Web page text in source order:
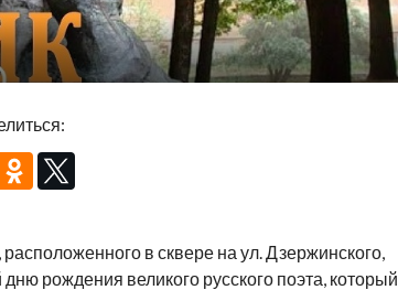
в сквере на ул. Дзержинского,
рождения великого русского поэта, который